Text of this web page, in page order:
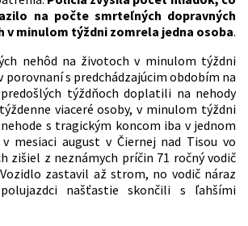
na počte smrteľných dopravných
v minulom týždni zomrela jedna osoba.
nehôd na životoch v minulom týždni
porovnaní s predchádzajúcim obdobím na
týždňoch doplatili na nehody
viaceré osoby, v minulom týždni
s tragickým koncom iba v jednom
mesiaci august v Čiernej nad Tisou vo
zišiel z neznámych príčin 71 ročný vodič
zastavil až strom, no vodič náraz
našťastie skončili s ľahšími